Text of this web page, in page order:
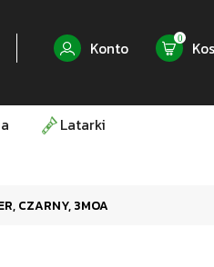
Konto 0
Latarki
CZARNY, 3MOA